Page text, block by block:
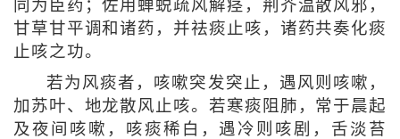
同为臣药；佐用蝉蜕疏风解痉，荆芥温散风邪，
甘草甘平调和诸药，并祛痰止咳，诸药共奏化痰
止咳之功。
若为风痰者，咳嗽突发突止，遇风则咳嗽，
加苏叶、地龙散风止咳。若寒痰阻肺，常于晨起
及夜间咳嗽，咳痰稀白，遇冷则咳剧，舌淡苔